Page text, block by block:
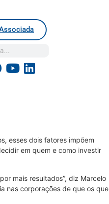
esses dois fatores impõem
em quem e como investir
mais resultados”, diz Marcelo
nas corporações de que os que